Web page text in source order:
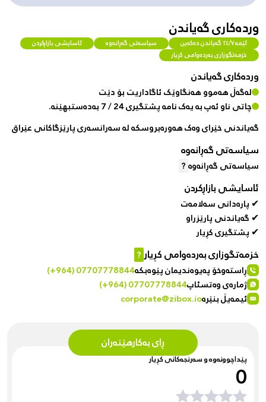
ڕای بەکارهێنەران
پێداچوونەوە و سەرنجەکانی کڕیار
0
وردەکاری گەیاندن
ئێمە ٢٤/٧ گەیاندن دەکەین سیاسەتی گەڕانەوە
ئاسایشی بازاڕکردن
خزمەتگوزاری بەردەوامی کڕیار
وردەکاری گەیاندن
لەگەڵ هەموو هەنگاوێک ئاگاداریت بۆ دێت
چاتی ناو ئەپ بە یەک نامە پشتگیری 24 / 7 بەدەستبهێنە.
گەیاندنی خێرای وەک هەورەبروسکە لە سەرانسەری پارێزگاکانی عێراق
سیاسەتی گەڕانەوە
سیاسەتی گەڕانەوە?
ئاسایشی بازاڕکردن
✔ پارەدانی سەلامەت
✔ گەیاندنی پارێزراو
✔ پشتگیری کڕیار
خزمەتگوزاری بەردەوامی کڕیار?
ڕاستەوخۆ پەیوەندیمان پێوەبکە(+964) 07707778844
ژمارەی وەتسئاپ(+964) 07707778844
ئیمەیڵ بنێرەcorporate@zibox.io